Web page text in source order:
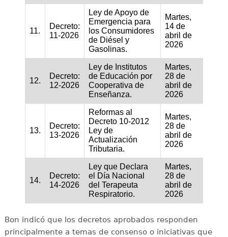
11.
Decreto:
11-2026
Ley de Apoyo de
Emergencia para
los Consumidores
de Diésel y
Gasolinas.
Martes,
14 de
abril de
2026
12.
Decreto:
12-2026
Ley de Institutos
de Educación por
Cooperativa de
Enseñanza.
Martes,
28 de
abril de
2026
13.
Decreto:
13-2026
Reformas al
Decreto 10-2012
Ley de
Actualización
Tributaria.
Martes,
28 de
abril de
2026
14.
Decreto:
14-2026
Ley que Declara
el Día Nacional
del Terapeuta
Respiratorio.
Martes,
28 de
abril de
2026
Bon indicó que los decretos aprobados responden
principalmente a temas de consenso o iniciativas que